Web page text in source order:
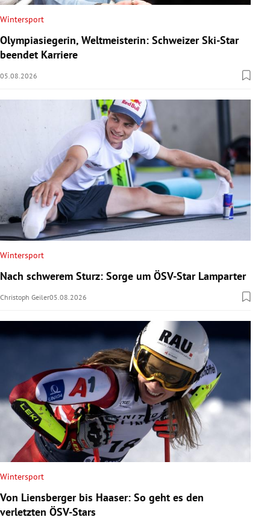
Wintersport
Olympiasiegerin, Weltmeisterin: Schweizer Ski-Star
beendet Karriere
05.08.2026
Wintersport
Nach schwerem Sturz: Sorge um ÖSV-Star Lamparter
Christoph Geiler05.08.2026
Wintersport
Von Liensberger bis Haaser: So geht es den
verletzten ÖSV-Stars